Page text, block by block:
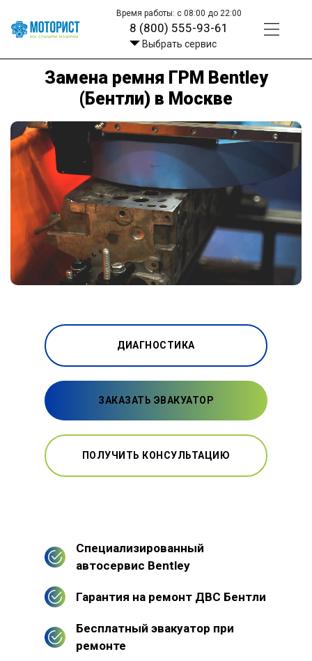
Время работы: с 08:00 до 22:00
8 (800) 555-93-61
Выбрать сервис
Замена ремня ГРМ Bentley
(Бентли) в Москве
ДИАГНОСТИКА
ЗАКАЗАТЬ ЭВАКУАТОР
ПОЛУЧИТЬ КОНСУЛЬТАЦИЮ
Специализированный
автосервис Bentley
Гарантия на ремонт ДВС Бентли
Бесплатный эвакуатор при
ремонте